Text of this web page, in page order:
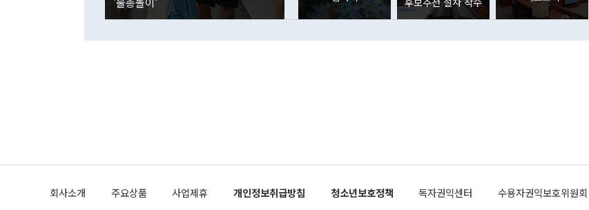
를 거쳐 결정된 사안이 아닌 정 장관의 개인적 생각에 가깝다"며 "안보 관
련 부처 장관이 정부의 공식 정책이 아닌 사안을 추진하겠다고 업무보고를
하고 대통령의 면전에서 '국군통수권자가 나서야 한다'고 주장한 것은 심각
이나 미국은 북한에 선비핵화를 공식적으로 요구한 적이 없기 때문이다. 지
공하는 방식으로 이뤄졌다. 1994년 북·미 제네바 기본합의는 핵시설 동결
회사소개 주요상품 사업제휴 개인정보취급방침 청소년보호정책 독자권익센터 수용자권익보호위원회